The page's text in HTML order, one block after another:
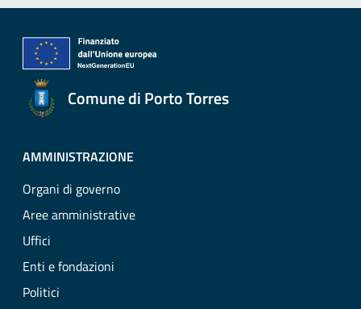
Comune di Porto Torres
AMMINISTRAZIONE
Organi di governo
Aree amministrative
Uffici
Enti e fondazioni
Politici